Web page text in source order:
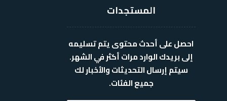
المستجدات
احصل على أحدث محتوى يتم تسليمه
إلى بريدك الوارد مرات أكثر في الشهر.
سيتم إرسال التحديثات والأخبار لك
جميع الفئات.